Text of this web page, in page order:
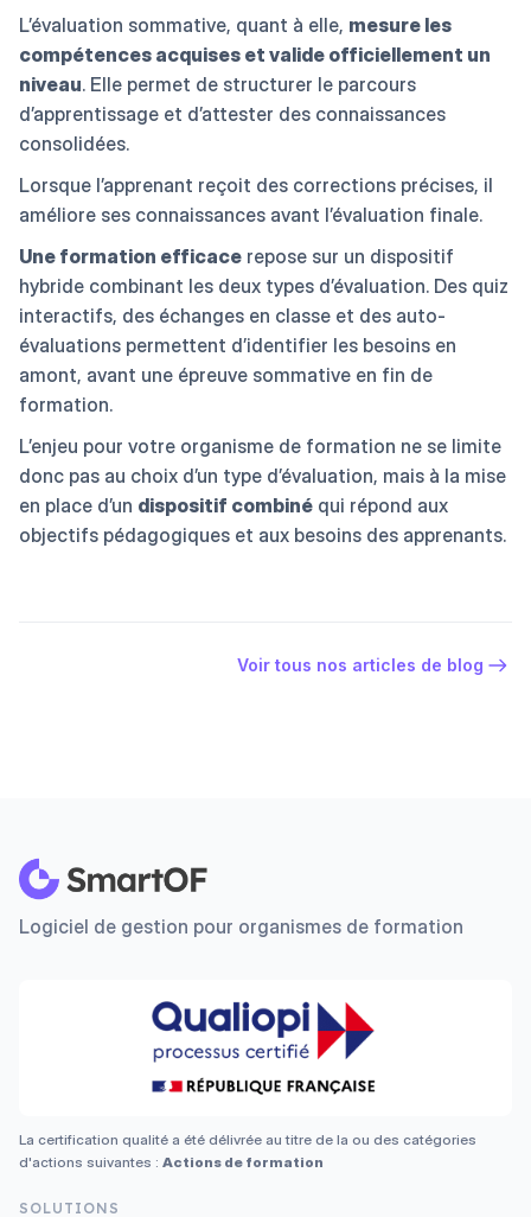
L’évaluation sommative, quant à elle, mesure les
compétences acquises et valide officiellement un
niveau. Elle permet de structurer le parcours
d’apprentissage et d’attester des connaissances
consolidées.
Lorsque l’apprenant reçoit des corrections précises, il
améliore ses connaissances avant l’évaluation finale.
Une formation efficace repose sur un dispositif
hybride combinant les deux types d’évaluation. Des quiz
interactifs, des échanges en classe et des auto-
évaluations permettent d’identifier les besoins en
amont, avant une épreuve sommative en fin de
formation.
L’enjeu pour votre organisme de formation ne se limite
donc pas au choix d’un type d’évaluation, mais à la mise
en place d’un dispositif combiné qui répond aux
objectifs pédagogiques et aux besoins des apprenants.
Voir tous nos articles de blog
Logiciel de gestion pour organismes de formation
La certification qualité a été délivrée au titre de la ou des catégories
d'actions suivantes : Actions de formation
SOLUTIONS